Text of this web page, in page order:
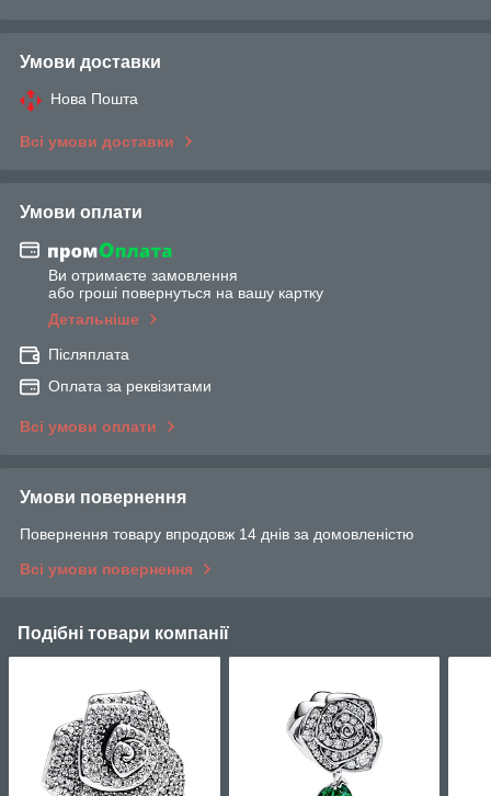
Умови доставки
Нова Пошта
Всі умови доставки
Умови оплати
Ви отримаєте замовлення
або гроші повернуться на вашу картку
Детальніше
Післяплата
Оплата за реквізитами
Всі умови оплати
Умови повернення
Повернення товару впродовж 14 днів за домовленістю
Всі умови повернення
Подібні товари компанії